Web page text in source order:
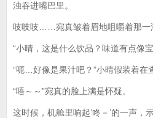
浊吞进嘴巴里。
吱吱吱……宛真皱着眉地咀嚼着那一
“小晴，这是什么饮品？味道有点像宝
“呃…好像是果汁吧？”小晴假装着在
“唔～～”宛真的脸上满是怀疑。
这时候，机舱里响起‘咚－’的一声，